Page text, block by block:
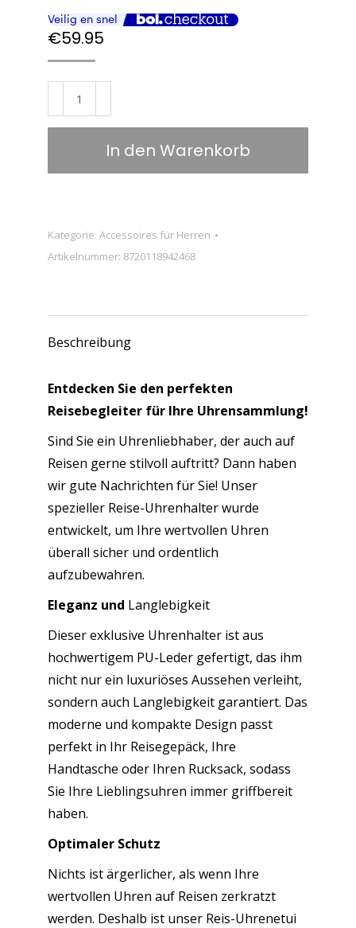
€59.95
BUGOLINI
Sasori-
Knopfverschluss
–
Uhrenhalter
–
–
Kaffee
Menge
In den Warenkorb
Kategorie: Accessoires für Herren
Artikelnummer: 8720118942468
Beschreibung
Entdecken Sie den perfekten
Reisebegleiter für Ihre Uhrensammlung!
Sind Sie ein Uhrenliebhaber, der auch auf
Reisen gerne stilvoll auftritt? Dann haben
wir gute Nachrichten für Sie! Unser
spezieller Reise-Uhrenhalter wurde
entwickelt, um Ihre wertvollen Uhren
überall sicher und ordentlich
aufzubewahren.
Eleganz und Langlebigkeit
Dieser exklusive Uhrenhalter ist aus
hochwertigem PU-Leder gefertigt, das ihm
nicht nur ein luxuriöses Aussehen verleiht,
sondern auch Langlebigkeit garantiert. Das
moderne und kompakte Design passt
perfekt in Ihr Reisegepäck, Ihre
Handtasche oder Ihren Rucksack, sodass
Sie Ihre Lieblingsuhren immer griffbereit
haben.
Optimaler Schutz
Nichts ist ärgerlicher, als wenn Ihre
wertvollen Uhren auf Reisen zerkratzt
werden. Deshalb ist unser Reis-Uhrenetui